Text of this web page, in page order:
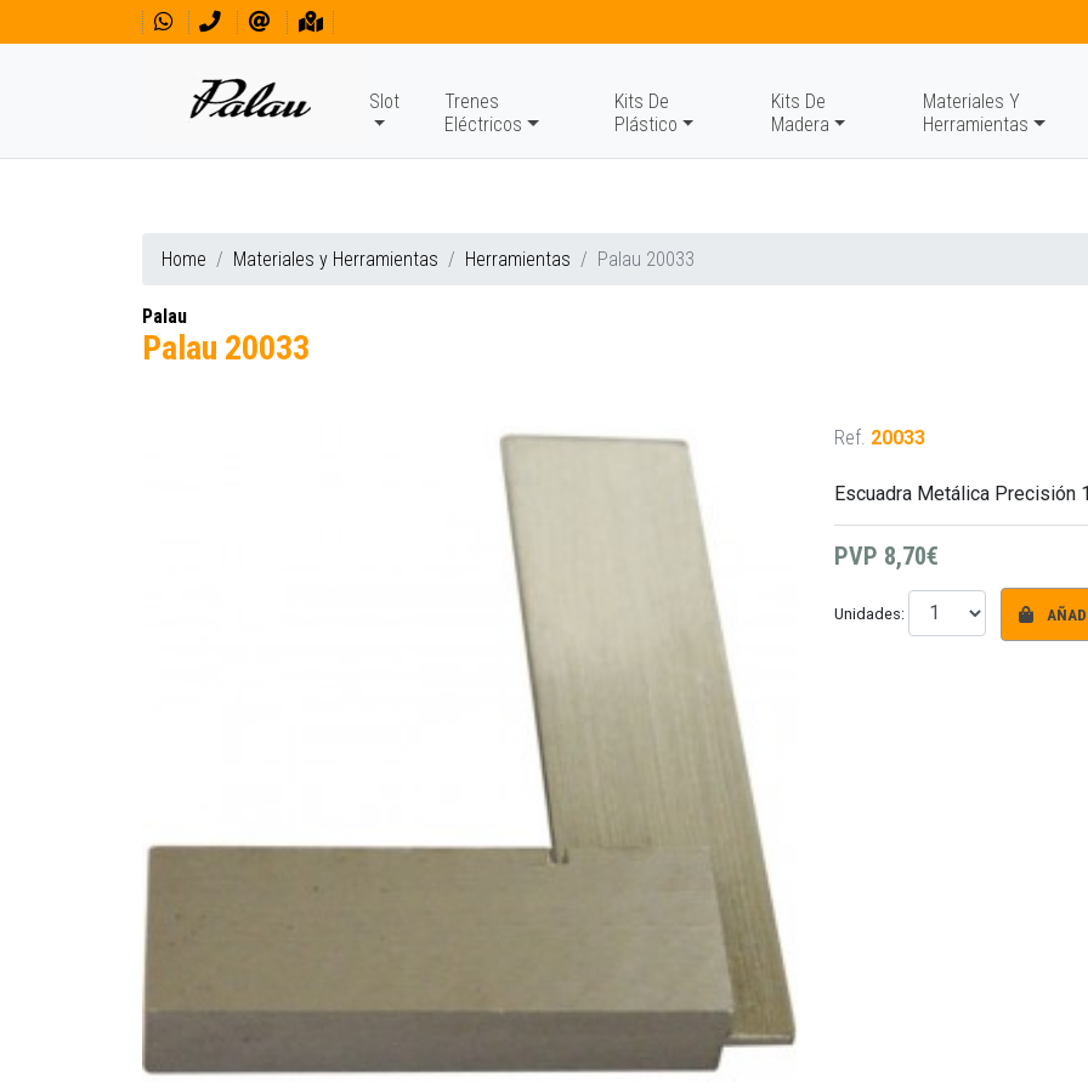
Slot
Trenes
Eléctricos
Kits De
Plástico
Kits De
Madera
Materiales Y
Herramientas
Home Materiales y Herramientas Herramientas Palau 20033
Palau
Palau 20033
Ref. 20033
Escuadra Metálica Precisión
PVP 8,70€
Unidades: